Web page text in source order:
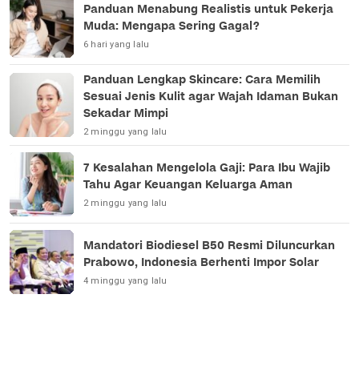
Panduan Menabung Realistis untuk Pekerja
Muda: Mengapa Sering Gagal?
6 hari yang lalu
Panduan Lengkap Skincare: Cara Memilih
Sesuai Jenis Kulit agar Wajah Idaman Bukan
Sekadar Mimpi
2 minggu yang lalu
7 Kesalahan Mengelola Gaji: Para Ibu Wajib
Tahu Agar Keuangan Keluarga Aman
2 minggu yang lalu
Mandatori Biodiesel B50 Resmi Diluncurkan
Prabowo, Indonesia Berhenti Impor Solar
4 minggu yang lalu